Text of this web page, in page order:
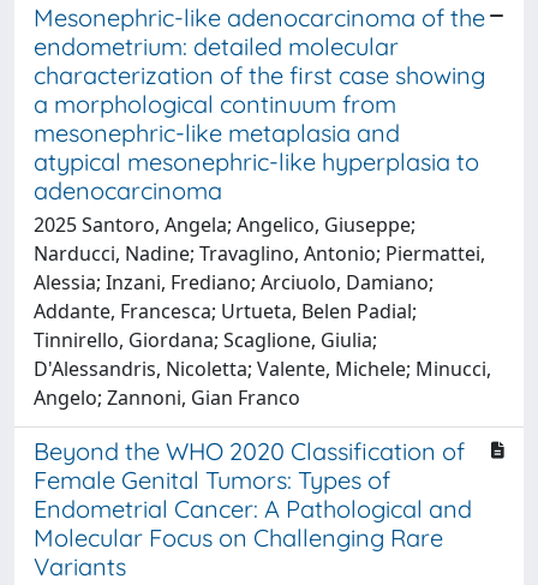
Mesonephric-like adenocarcinoma of the
endometrium: detailed molecular
characterization of the first case showing
a morphological continuum from
mesonephric-like metaplasia and
atypical mesonephric-like hyperplasia to
adenocarcinoma
2025 Santoro, Angela; Angelico, Giuseppe;
Narducci, Nadine; Travaglino, Antonio; Piermattei,
Alessia; Inzani, Frediano; Arciuolo, Damiano;
Addante, Francesca; Urtueta, Belen Padial;
Tinnirello, Giordana; Scaglione, Giulia;
D'Alessandris, Nicoletta; Valente, Michele; Minucci,
Angelo; Zannoni, Gian Franco
Beyond the WHO 2020 Classification of
Female Genital Tumors: Types of
Endometrial Cancer: A Pathological and
Molecular Focus on Challenging Rare
Variants